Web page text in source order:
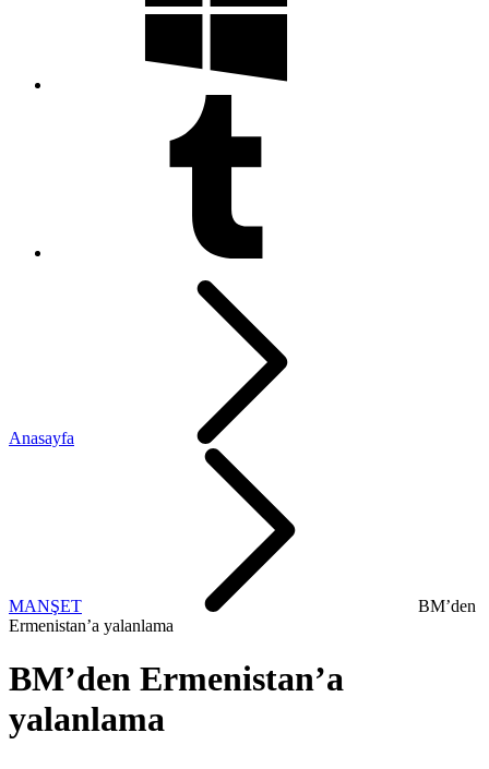
Anasayfa
MANŞET
BM’den
Ermenistan’a yalanlama
BM’den Ermenistan’a
yalanlama